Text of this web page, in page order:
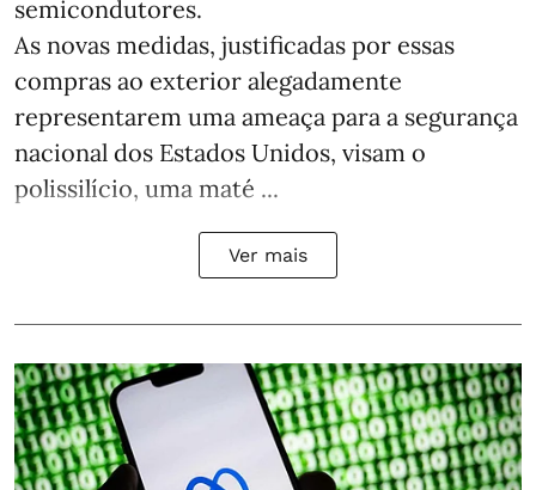
semicondutores.
As novas medidas, justificadas por essas
compras ao exterior alegadamente
representarem uma ameaça para a segurança
nacional dos Estados Unidos, visam o
polissilício, uma maté ...
Ver mais